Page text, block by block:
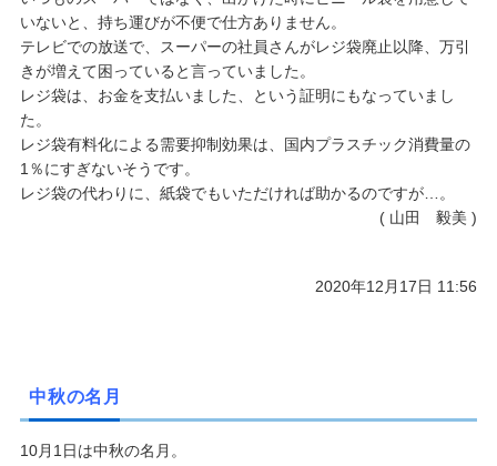
いないと、持ち運びが不便で仕方ありません。
テレビでの放送で、スーパーの社員さんがレジ袋廃止以降、万引
きが増えて困っていると言っていました。
レジ袋は、お金を支払いました、という証明にもなっていまし
た。
レジ袋有料化による需要抑制効果は、国内プラスチック消費量の
1％にすぎないそうです。
レジ袋の代わりに、紙袋でもいただければ助かるのですが…。
( 山田 毅美 )
2020年12月17日 11:56
中秋の名月
10月1日は中秋の名月。